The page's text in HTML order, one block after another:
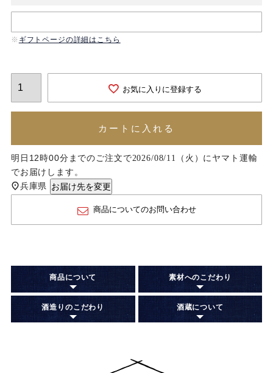
ギフトページの詳細はこちら
お気に入りに登録する
カートに入れる
明日 12時00分 までのご注文で2026/08/11（火） に ヤマト運輸
でお届けします。
兵庫県
お届け先を変更
商品についてのお問い合わせ
商品について 素材へのこだわり
酒造りのこだわり 酒蔵について